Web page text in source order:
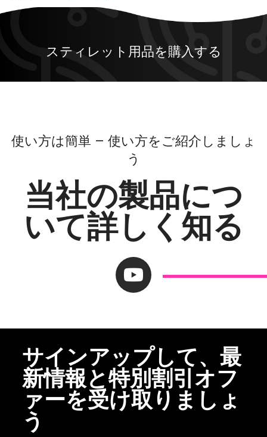
スティレット用品を購入する
使い方は簡単 – 使い方をご紹介しましょ
う
当社の製品につ
いて詳しく知る
サインアップして、最
新情報と特別割引オフ
ァーを受け取りましょ
う